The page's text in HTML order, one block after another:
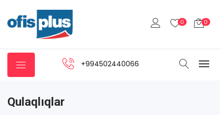
0 0
+994502440066
Qulaqlıqlar